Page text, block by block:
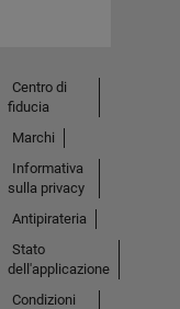
Centro di
fiducia
Marchi
Informativa
sulla privacy
Antipirateria
Stato
dell'applicazione
Condizioni